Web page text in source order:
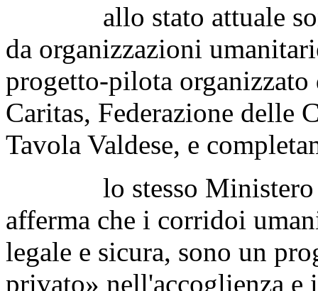
allo stato attuale sono
da organizzazioni
progetto-pilota
Caritas, Federazione delle
Tavola Valdese, e
lo stesso Ministero
afferma che i corridoi
legale e sicura, sono un
privato» nell'accoglienza